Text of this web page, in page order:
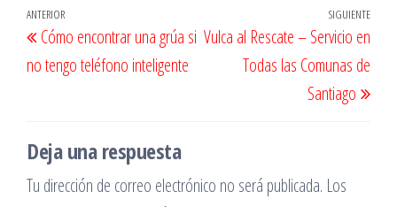
Navegación
de
entradas
Entrada
anterior
ANTERIOR
Cómo encontrar una grúa si
no tengo teléfono inteligente
SIGUIENTE
Vulca al Rescate – Servicio en
Todas las Comunas de
Santiago
Deja una respuesta
Tu dirección de correo electrónico no será publicada. Los